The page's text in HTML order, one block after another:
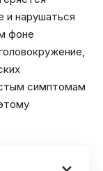
и нарушаться
фоне
симптомам